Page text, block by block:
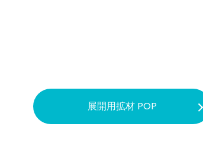
展開用拡材 POP